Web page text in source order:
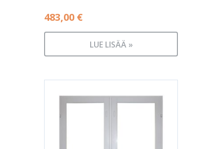
483,00 €
LUE LISÄÄ »